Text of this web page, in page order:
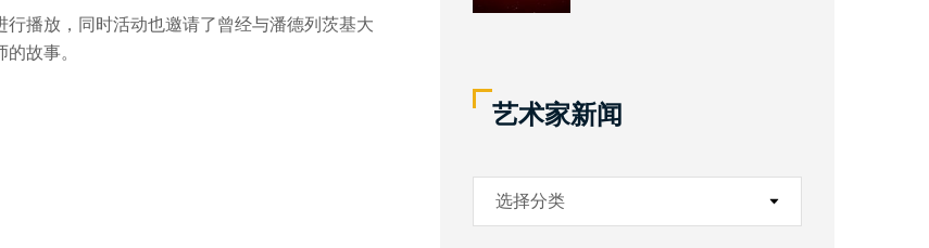
播放，同时活动也邀请了曾经与潘德列茨基大
故事。
艺术家新闻